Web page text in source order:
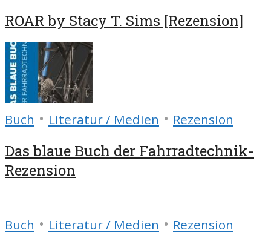
ROAR by Stacy T. Sims [Rezension]
Buch • Literatur / Medien • Rezension
Das blaue Buch der Fahrradtechnik-
Rezension
Buch • Literatur / Medien • Rezension